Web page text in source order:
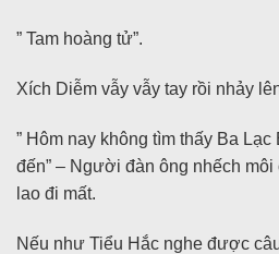
” Tam hoàng tử”.
Xích Diễm vẫy vẫy tay rồi nhảy
” Hôm nay không tìm thấy Ba
đến” – Người đàn ông nhếch
lao đi mất.
Nếu như Tiểu Hắc nghe được